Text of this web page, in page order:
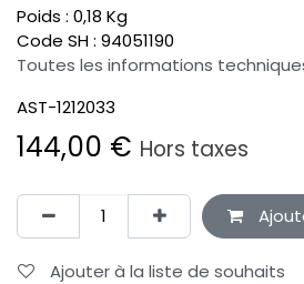
Poids : 0,18 Kg
Code SH : 94051190
Toutes les informations
AST-1212033
144,00 € Hors taxes
Ajouter à la liste de souhaits